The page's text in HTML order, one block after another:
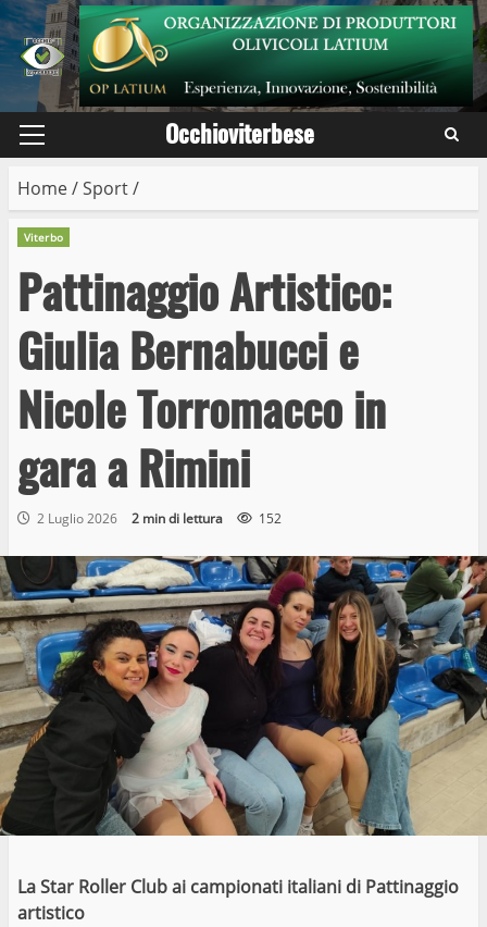
Skip
to
content
Primary
Occhioviterbese
Home/Sport/
Viterbo
Pattinaggio Artistico:
Giulia Bernabucci e
Nicole Torromacco in
gara a Rimini
2 Luglio 2026 2 min di lettura 152
La Star Roller Club ai campionati italiani di Pattinaggio
artistico